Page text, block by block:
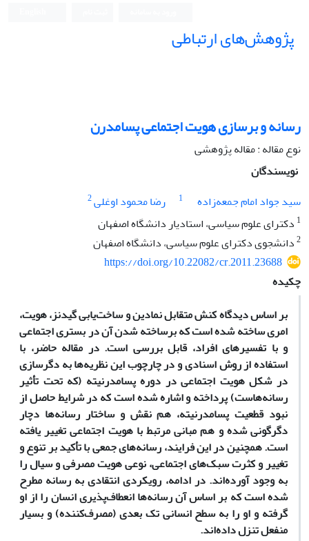
پژوهش‌های ارتباطی
رسانه و برسازی هویت اجتماعی پسامدرن
نوع مقاله : مقاله پژوهشی
نویسندگان
سید جواد امام جمعه‌زاده
1 رضا محمود اوغلی2
1 دکترای علوم سیاسی، استادیار دانشگاه اصفهان
2دانشجوی دکترای علوم سیاسی، دانشگاه اصفهان
https://doi.org/10.22082/cr.2011.23688
چکیده
بر اساس دیدگاه کنش متقابل نمادین و ساخت‌یابی گیدنز، هویت،
امری ساخته شده است که برساخته شدن آن در بستری اجتماعی
و با تفسیرهای افراد، قابل بررسی است. در مقاله حاضر، با
استفاده از روش اسنادی و در چارچوب این نظریه‌ها به دگرسازی
در شکل هویت اجتماعی در دوره پسامدرنیته (که تحت تأثیر
رسانه‌هاست) پرداخته و اشاره شده است که در شرایط حاصل از
نبود قطعیت پسامدرنیته، هم نقش و ساختار رسانه‌ها دچار
دگرگونی شده و هم مبانی مرتبط با هویت اجتماعی تغییر یافته
است. همچنین در این فرایند، رسانه‌های جمعی با تأکید بر تنوع و
تغییر و کثرت سبک‌های اجتماعی، نوعی هویت مصرفی و سیال را
به وجود آورده‌اند. در ادامه، رویکردی انتقادی به رسانه مطرح
شده است که بر اساس آن رسانه‌ها انعطاف‌پذیری انسان را از او
گرفته و او را به سطح انسانی تک بعدی (مصرف‌کننده) و بسیار
منفعل تنزل داده‌اند.